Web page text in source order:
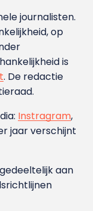
journalisten.
op
is
. De redactie
Instragram,
jaar verschijnt
aan